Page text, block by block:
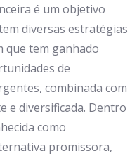
é um objetivo
diversas estratégias
que tem ganhado
de
combinada com
e diversificada. Dentro
como
promissora,